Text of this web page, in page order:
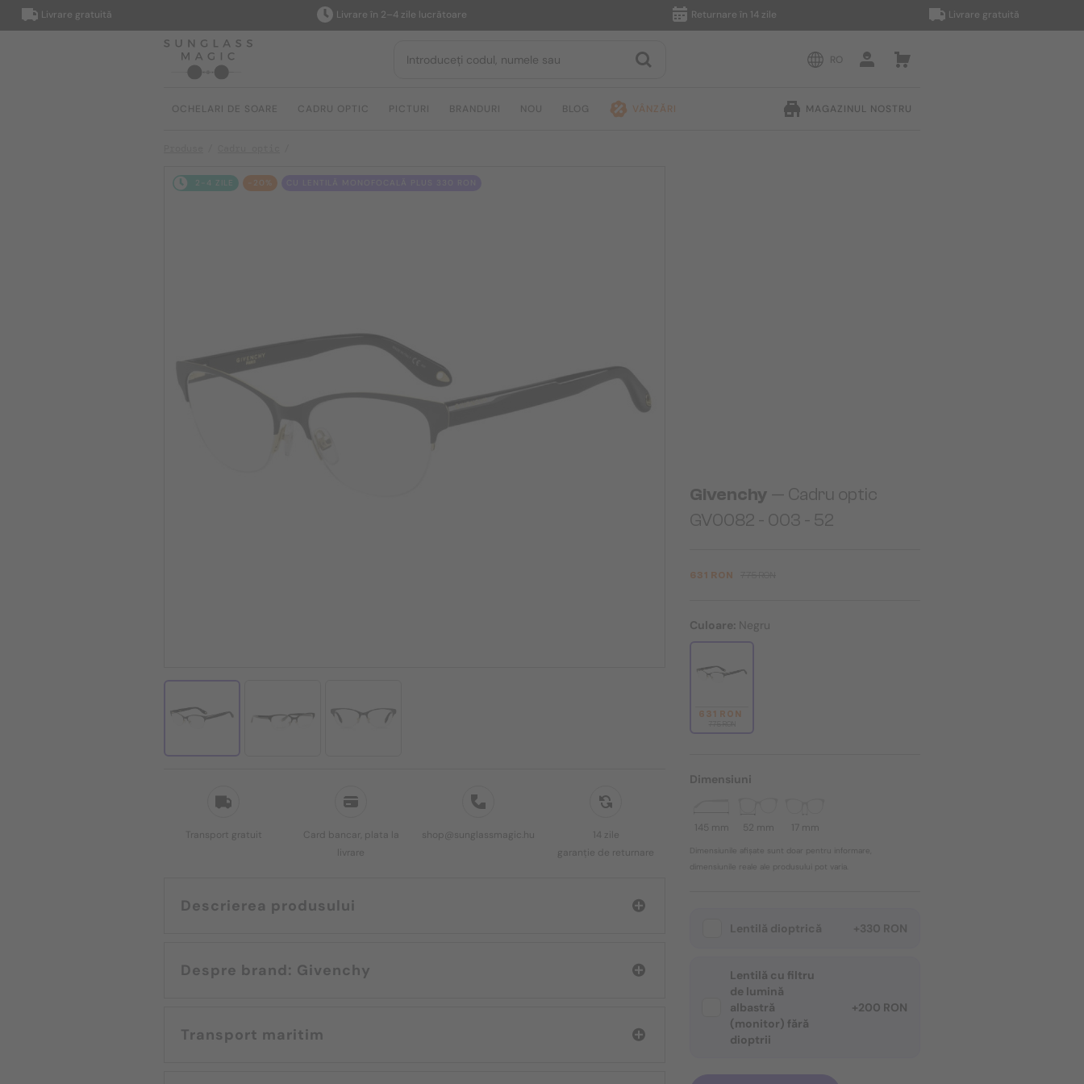
Livrare gratuită Livrare în 2–4 zile lucrătoare Returnare în 14 zile Livrare gratuită
RO
OCHELARI DE SOARE CADRU OPTIC PICTURI BRANDURI NOU BLOG VÂNZĂRI MAGAZINUL NOSTRU
2-4 ZILE -20%
Transport gratuit
Card bancar, plata la
livrare
shop@sunglassmagic.hu
14 zile
garanție de returnare
Descrierea produsului
Despre brand: Givenchy
Transport maritim
Givenchy — Cadru optic
GV0082 - 003 - 52
631 RON
Culoare: Negru
631 RON
Dimensiuni
145 mm 52 mm 17 mm
Dimensiunile afișate sunt doar pentru informare,
dimensiunile reale ale produsului pot varia.
Lentilă dioptrică +330 RON
Lentilă cu filtru
de lumină
albastră
(monitor) fără
dioptrii
+200 RON